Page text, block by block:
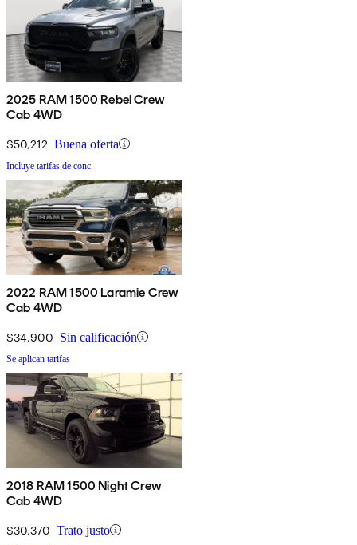
2025 RAM 1500 Rebel Crew
Cab 4WD
$50,212 Buena oferta
Incluye tarifas de conc.
2022 RAM 1500 Laramie Crew
Cab 4WD
$34,900 Sin calificación
Se aplican tarifas
2018 RAM 1500 Night Crew
Cab 4WD
$30,370 Trato justo